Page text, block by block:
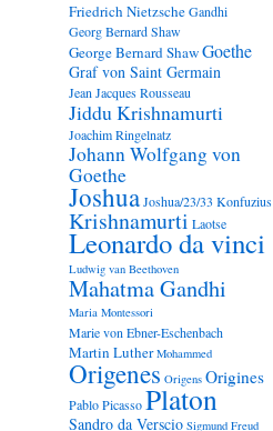
Friedrich NietzscheGandhi
Georg Bernard Shaw
George Bernard ShawGoethe
Graf von Saint Germain
Jean Jacques Rousseau
Jiddu Krishnamurti
Joachim Ringelnatz
Johann Wolfgang von
Goethe
JoshuaJoshua/23/33 Konfuzius
Krishnamurti Laotse
Leonardo da vinci
Ludwig van Beethoven
Mahatma Gandhi
Maria Montessori
Marie von Ebner-Eschenbach
Martin Luther Mohammed
Origenes Origens Origines
Pablo PicassoPlaton
Sandro da Verscio Sigmund Freud